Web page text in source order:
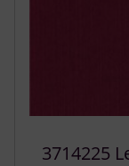
3714225